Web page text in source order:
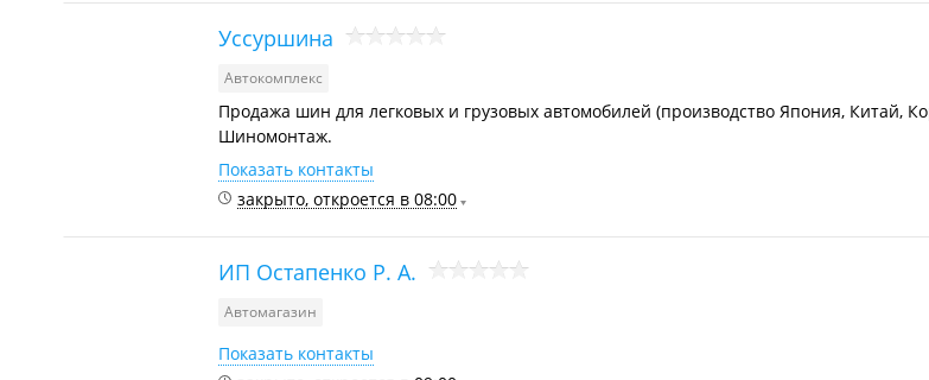
Уссуршина
Автокомплекс
Продажа шин для легковых и грузовых автомобилей (производство Япония, Китай,
Шиномонтаж.
Показать контакты
закрыто, откроется в 08:00
ИП Остапенко Р. А.
Автомагазин
Показать контакты